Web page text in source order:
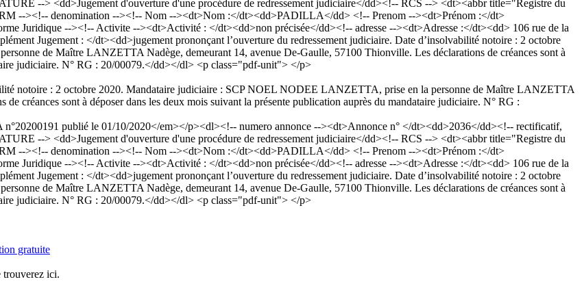
--> <dd>Jugement d'ouverture d'une procédure de redressement judiciaire</dd><!-- RCS --> <dt><abbr title="Registre du
--><!-- denomination --><!-- Nom --><dt>Nom :</dt><dd>PADILLA</dd> <!-- Prenom --><dt>Prénom :</dt>
Juridique --><!-- Activite --><dt>Activité : </dt><dd>non précisée</dd><!-- adresse --><dt>Adresse :</dt><dd> 106 rue de la
Jugement : </dt><dd>jugement prononçant l’ouverture du redressement judiciaire. Date d’insolvabilité notoire : 2 octobre
de Maître LANZETTA Nadège, demeurant 14, avenue De-Gaulle, 57100 Thionville. Les déclarations de créances sont à
judiciaire. N° RG : 20/00079.</dd></dl> <p class="pdf-unit"> </p>
notoire : 2 octobre 2020. Mandataire judiciaire : SCP NOEL NODEE LANZETTA, prise en la personne de Maître LANZETTA
créances sont à déposer dans les deux mois suivant la présente publication auprès du mandataire judiciaire. N° RG :
publié le 01/10/2020</em></p><dl><!-- numero annonce --><dt>Annonce n° </dt><dd>2036</dd><!-- rectificatif,
--> <dd>Jugement d'ouverture d'une procédure de redressement judiciaire</dd><!-- RCS --> <dt><abbr title="Registre du
--><!-- denomination --><!-- Nom --><dt>Nom :</dt><dd>PADILLA</dd> <!-- Prenom --><dt>Prénom :</dt>
Juridique --><!-- Activite --><dt>Activité : </dt><dd>non précisée</dd><!-- adresse --><dt>Adresse :</dt><dd> 106 rue de la
Jugement : </dt><dd>jugement prononçant l’ouverture du redressement judiciaire. Date d’insolvabilité notoire : 2 octobre
de Maître LANZETTA Nadège, demeurant 14, avenue De-Gaulle, 57100 Thionville. Les déclarations de créances sont à
judiciaire. N° RG : 20/00079.</dd></dl> <p class="pdf-unit"> </p>
gratuite
trouverez ici.